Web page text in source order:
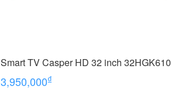
Smart TV Casper HD 32 inch 32HGK610
3,950,000₫